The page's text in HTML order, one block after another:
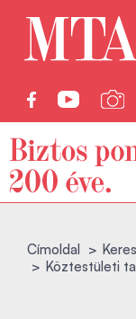
Címoldal
Köztestületi